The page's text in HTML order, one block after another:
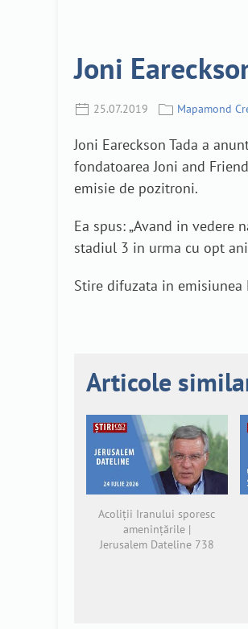
Joni
25.07.2019 Mapamond
Joni Eareckson Tada a
fondatoarea Joni and
emisie de pozitroni.
Ea spus: „Avand in
stadiul 3 in urma cu opt
Stire difuzata in
Articole
Acoliții Iranului sporesc
amenințările |
Jerusalem Dateline 738